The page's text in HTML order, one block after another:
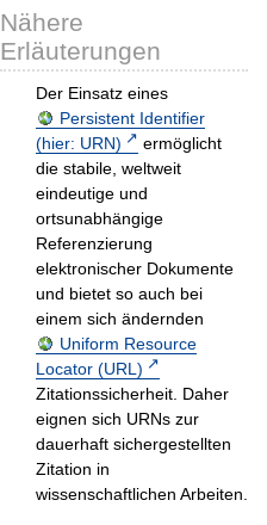
Nähere
Erläuterungen
Der Einsatz eines
Persistent Identifier
(hier: URN)
ermöglicht
die stabile, weltweit
eindeutige und
ortsunabhängige
Referenzierung
elektronischer Dokumente
und bietet so auch bei
einem sich ändernden
Uniform Resource
Locator (URL)
Zitationssicherheit. Daher
eignen sich URNs zur
dauerhaft sichergestellten
Zitation in
wissenschaftlichen Arbeiten.